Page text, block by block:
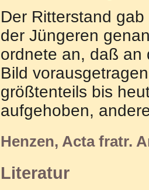
Der Ritterstand
der Jüngeren
ordnete an, daß an
Bild
größtenteils bis
aufgehoben,
Henzen, Acta fratr.
Literatur